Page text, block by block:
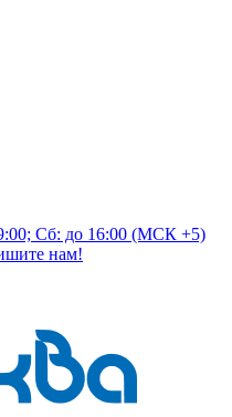
Сб: до 16:00 (МСК +5)
нам!